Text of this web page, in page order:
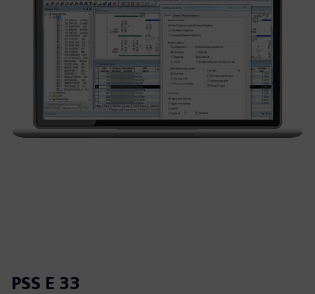
PSS E 33